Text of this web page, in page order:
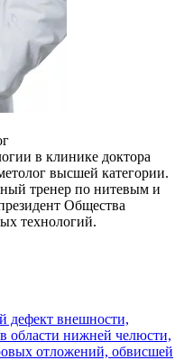
в клинике доктора
высшей категории.
тренер по нитевым и
Общества
технологий.
дефект внешности,
области нижней челюсти,
отложений, обвисшей